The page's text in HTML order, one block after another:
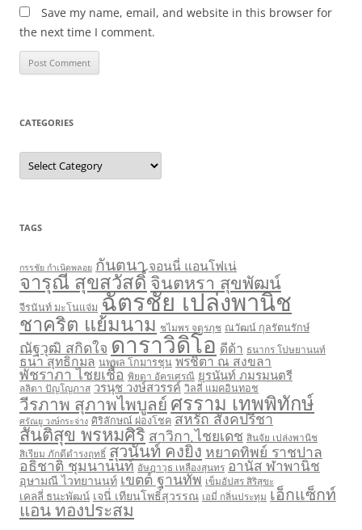
Save my name, email, and website in this browser for
the next time I comment.
CATEGORIES
Categories
TAGS
กรรชัย กำเนิดพลอย กันตนา จอนนี่ แอนโฟเน่
จารุณี สุขสวัสดิ์ จินตหรา สุขพัฒน์
จีรนันท์ มะโนแจ่ม ฉัตรชัย เปล่งพานิช
ชาคริต แย้มนาม ชไมพร จตุรภุช ณวัฒน์ กุลรัตนรักษ์
ณัฐวุฒิ สกิดใจ ดาราวิดิโอ ดีด้า ธนากร โปษยานนท์
ธนา สุทธิกมล นพพล โกมารชุน พรชิตา ณ สงขลา
พัชราภา ไชยเชื้อ พิยดา อัครเศรณี ยุรนันท์ ภมรมนตรี
ลลิตา ปัญโญภาส วรนุช วงษ์สวรรค์ วิลลี่ แมคอินทอช
วีรภาพ สุภาพไพบูลย์ศรราม เทพพิทักษ์
ศรัณยู วงษ์กระจ่าง ศิริลักษณ์ ผ่องโชค สหรัถ สังคปรีชา
สันติสุข พรหมศิริ สาวิกา ไชยเดช สินจัย เปล่งพานิช
สิเรียม ภักดีดำรงฤทธิ์ สุวนันท์ คงยิ่ง หยาดทิพย์ ราชปาล
อธิชาติ ชุมนานนท์ อัษฎาวุธ เหลืองสุนทร อานัส ฬาพานิช
อุษามณี ไวทยานนท์ เขตต์ ฐานทัพ เข็มอัปสร สิริสุขะ
เคลลี่ ธนะพัฒน์ เจนี่ เทียนโพธิ์สุวรรณ เอมี่ กลิ่นประทุม เอ็กแซ็กท์
แอน ทองประสม